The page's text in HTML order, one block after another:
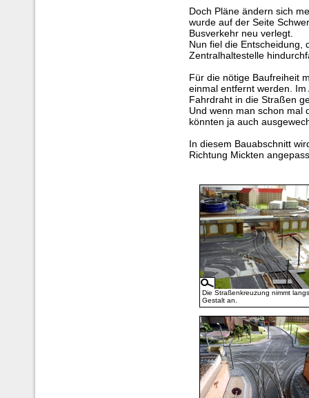
Doch Pläne ändern sich
wurde auf der Seite
Busverkehr neu verlegt.
Nun fiel die Entscheidung,
Zentralhaltestelle
Für die nötige Baufreiheit
einmal entfernt werden.
Fahrdraht in die Straßen
Und wenn man schon mal
könnten ja auch
In diesem Bauabschnitt
Richtung Mickten
Die Straßenkreuzung nimmt
Gestalt an.